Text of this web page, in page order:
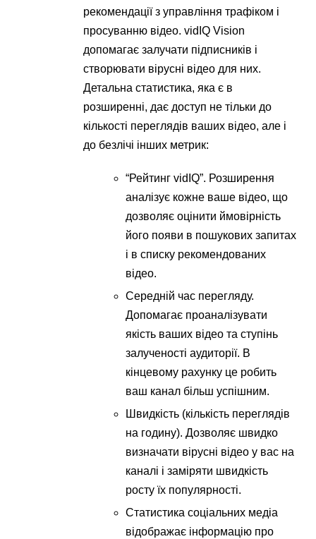
рекомендації з управління трафіком і
просуванню відео. vidIQ Vision
допомагає залучати підписників і
створювати вірусні відео для них.
Детальна статистика, яка є в
розширенні, дає доступ не тільки до
кількості переглядів ваших відео, але і
до безлічі інших метрик:
“Рейтинг vidIQ”. Розширення
аналізує кожне ваше відео, що
дозволяє оцінити ймовірність
його появи в пошукових запитах
і в списку рекомендованих
відео.
Середній час перегляду.
Допомагає проаналізувати
якість ваших відео та ступінь
залученості аудиторії. В
кінцевому рахунку це робить
ваш канал більш успішним.
Швидкість (кількість переглядів
на годину). Дозволяє швидко
визначати вірусні відео у вас на
каналі і заміряти швидкість
росту їх популярності.
Статистика соціальних медіа
відображає інформацію про